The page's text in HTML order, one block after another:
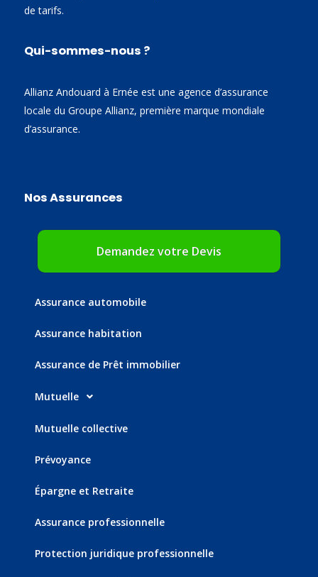
de tarifs.
Qui-sommes-nous ?
Allianz Andouard à Ernée est une agence d’assurance
locale du Groupe Allianz, première marque mondiale
d’assurance.
Nos Assurances
Demandez votre Devis
Assurance automobile
Assurance habitation
Assurance de Prêt immobilier
Mutuelle
Mutuelle collective
Prévoyance
Épargne et Retraite
Assurance professionnelle
Protection juridique professionnelle